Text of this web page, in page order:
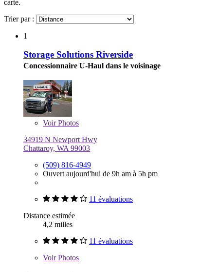
carte.
Trier par :
1
Storage Solutions Riverside
Concessionnaire U-Haul dans le voisinage
VoirPhotos
34919 N Newport Hwy
Chattaroy, WA 99003
(509) 816-4949
Ouvert aujourd'hui de 9h am à 5h pm
11 évaluations
Distance estimée
4,2 milles
11 évaluations
VoirPhotos